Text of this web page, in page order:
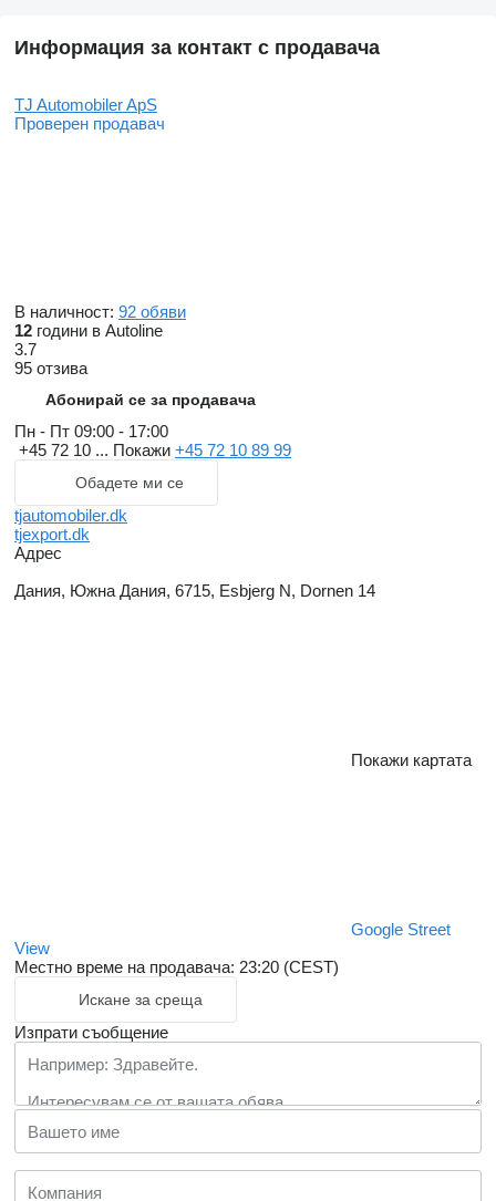
Информация за контакт с продавача
TJ Automobiler ApS
Проверен продавач
В наличност: 92 обяви
12 години в Autoline
3.7
95 отзива
Абонирай се за продавача
Пн - Пт 09:00 - 17:00
+45 72 10 ... Покажи +45 72 10 89 99
Обадете ми се
tjautomobiler.dk
tjexport.dk
Адрес
Дания, Южна Дания, 6715, Esbjerg N, Dornen 14
Покажи картата
Google Street
View
Местно време на продавача: 23:20 (CEST)
Искане за среща
Изпрати съобщение